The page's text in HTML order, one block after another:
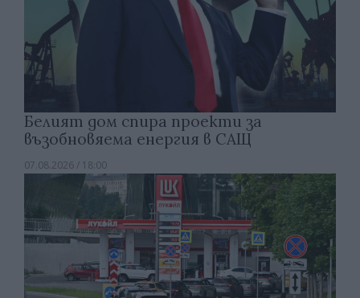
Белият дом спира проекти за
възобновяема енергия в САЩ
07.08.2026 / 18:00